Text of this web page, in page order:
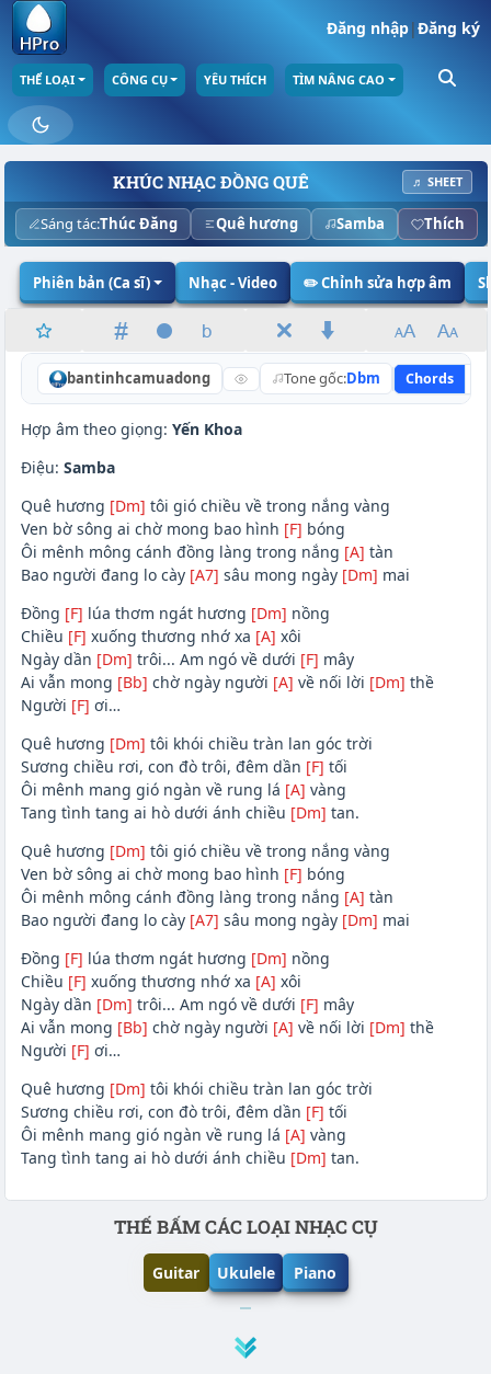
Đăng nhập|Đăng ký
THỂ LOẠI CÔNG CỤ YÊU THÍCH TÌM NÂNG CAO
KHÚC NHẠC ĐỒNG QUÊ ♬ SHEET
Sáng tác:Thúc Đăng Quê hương Samba Thích
Phiên bản (Ca sĩ) Nhạc - Video ✏️ Chỉnh sửa hợp âm
bantinhcamuadong Tone gốc:Dbm Chords
Hợp âm theo giọng: Yến Khoa
Điệu: Samba
Quê hương [Dm] tôi gió chiều về trong nắng vàng
Ven bờ sông ai chờ mong bao hình [F] bóng
Ôi mênh mông cánh đồng làng trong nắng [A] tàn
Bao người đang lo cày [A7] sâu mong ngày [Dm] mai
Đồng [F] lúa thơm ngát hương [Dm] nồng
Chiều [F] xuống thương nhớ xa [A] xôi
Ngày dần [Dm] trôi... Am ngó về dưới [F] mây
Ai vẫn mong [Bb] chờ ngày người [A] về nối lời [Dm] thề
Người [F] ơi…
Quê hương [Dm] tôi khói chiều tràn lan góc trời
Sương chiều rơi, con đò trôi, đêm dần [F] tối
Ôi mênh mang gió ngàn về rung lá [A] vàng
Tang tình tang ai hò dưới ánh chiều [Dm] tan.
Quê hương [Dm] tôi gió chiều về trong nắng vàng
Ven bờ sông ai chờ mong bao hình [F] bóng
Ôi mênh mông cánh đồng làng trong nắng [A] tàn
Bao người đang lo cày [A7] sâu mong ngày [Dm] mai
Đồng [F] lúa thơm ngát hương [Dm] nồng
Chiều [F] xuống thương nhớ xa [A] xôi
Ngày dần [Dm] trôi... Am ngó về dưới [F] mây
Ai vẫn mong [Bb] chờ ngày người [A] về nối lời [Dm] thề
Người [F] ơi…
Quê hương [Dm] tôi khói chiều tràn lan góc trời
Sương chiều rơi, con đò trôi, đêm dần [F] tối
Ôi mênh mang gió ngàn về rung lá [A] vàng
Tang tình tang ai hò dưới ánh chiều [Dm] tan.
Phần nội dungTHẾ BẤM CÁC LOẠI NHẠC CỤ
Guitar Ukulele Piano